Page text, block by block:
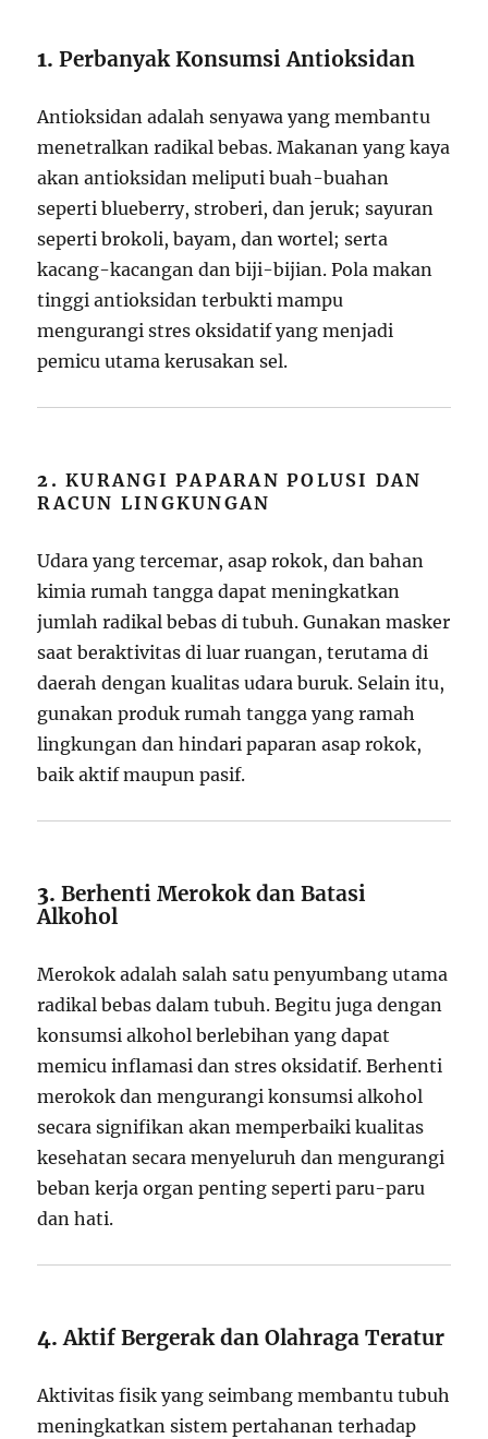
1.Perbanyak Konsumsi Antioksidan
Antioksidan adalah senyawa yang membantu
menetralkan radikal bebas. Makanan yang kaya
akan antioksidan meliputi buah-buahan
seperti blueberry, stroberi, dan jeruk; sayuran
seperti brokoli, bayam, dan wortel; serta
kacang-kacangan dan biji-bijian. Pola makan
tinggi antioksidan terbukti mampu
mengurangi stres oksidatif yang menjadi
pemicu utama kerusakan sel.
2.KURANGI PAPARAN POLUSI DAN
RACUN LINGKUNGAN
Udara yang tercemar, asap rokok, dan bahan
kimia rumah tangga dapat meningkatkan
jumlah radikal bebas di tubuh. Gunakan masker
saat beraktivitas di luar ruangan, terutama di
daerah dengan kualitas udara buruk. Selain itu,
gunakan produk rumah tangga yang ramah
lingkungan dan hindari paparan asap rokok,
baik aktif maupun pasif.
3.Berhenti Merokok dan Batasi
Alkohol
Merokok adalah salah satu penyumbang utama
radikal bebas dalam tubuh. Begitu juga dengan
konsumsi alkohol berlebihan yang dapat
memicu inflamasi dan stres oksidatif. Berhenti
merokok dan mengurangi konsumsi alkohol
secara signifikan akan memperbaiki kualitas
kesehatan secara menyeluruh dan mengurangi
beban kerja organ penting seperti paru-paru
dan hati.
4.Aktif Bergerak dan Olahraga Teratur
Aktivitas fisik yang seimbang membantu tubuh
meningkatkan sistem pertahanan terhadap